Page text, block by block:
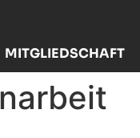
MITGLIEDSCHAFT